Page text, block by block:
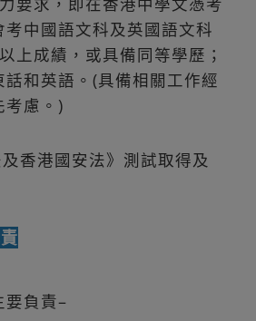
中國語文科及英國語文科
上成績，或具備同等學歷；
和英語。(具備相關工作經
考慮。)
香港國安法》測試取得及
要負責–